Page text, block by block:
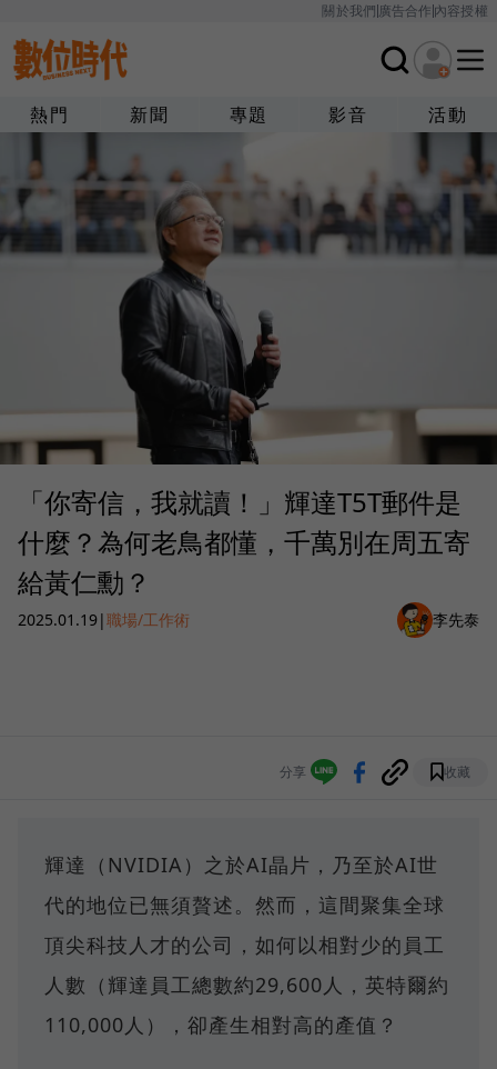
關於我們廣告合作內容授權
熱門 新聞 專題 影音 活動
「你寄信，我就讀！」輝達T5T郵件是
什麼？為何老鳥都懂，千萬別在周五寄
給黃仁勳？
2025.01.19|職場/工作術 李先泰
分享 收藏
輝達（NVIDIA）之於AI晶片，乃至於AI世
代的地位已無須贅述。然而，這間聚集全球
頂尖科技人才的公司，如何以相對少的員工
人數（輝達員工總數約29,600人，英特爾約
110,000人），卻產生相對高的產值？